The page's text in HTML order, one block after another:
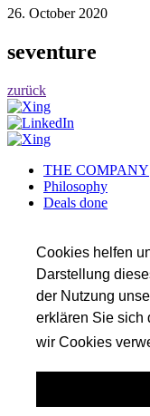
Cookies helfen
Darstellung
der Nutzung
erklären Sie sich
wir Cookies
26. October 2020
seventure
zurück
THE COMPANY
Philosophy
Deals done
References
Team
SERVICES
Transaction
Tax
Imprint